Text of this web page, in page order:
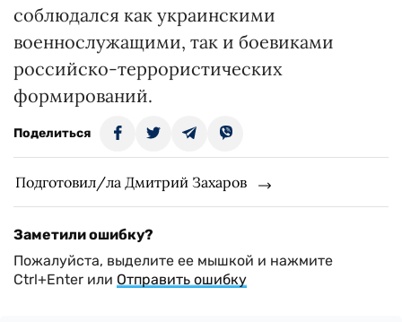
соблюдался как украинскими
военнослужащими, так и боевиками
российско-террористических
формирований.
Поделиться
Подготовил/ла Дмитрий Захаров
Заметили ошибку?
Пожалуйста, выделите ее мышкой и нажмите
Ctrl+Enter или Отправить ошибку